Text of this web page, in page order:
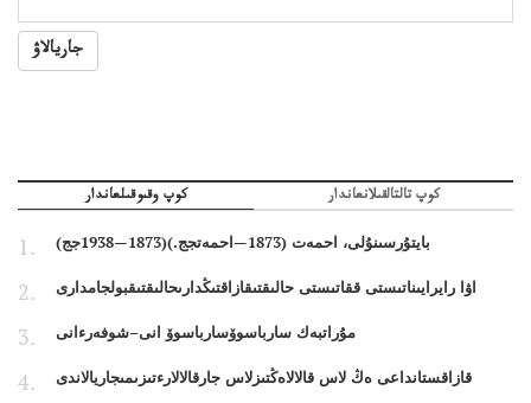
جاريالاۋ
كوپ وقىوقىلعاندار كوپ تالتالقىلانعاندار
بايتۇرسىنۇلى، احمەت (1873—احمەتجج.)(1873—1938جج)
اۋا رايرايىناتىستى ققاتىستى حالىقتىقازاقتىڭدارىحالىقتىقبولجامدارى
مۇراتبەك سارباسوۆسارباسوۆ انى–شوفەرءانى
قازاقستانداعى ەڭ لاس قالالاەڭتىزلاس جارقالالارءتىزىمىجاريالاندى